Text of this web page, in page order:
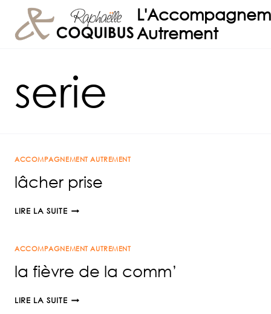
contenu
Autrement
serie
ACCOMPAGNEMENT AUTREMENT
lâcher prise
LIRE LA SUITELÂCHER
ACCOMPAGNEMENT AUTREMENT
la fièvre de la comm’
LIRE LA SUITELA